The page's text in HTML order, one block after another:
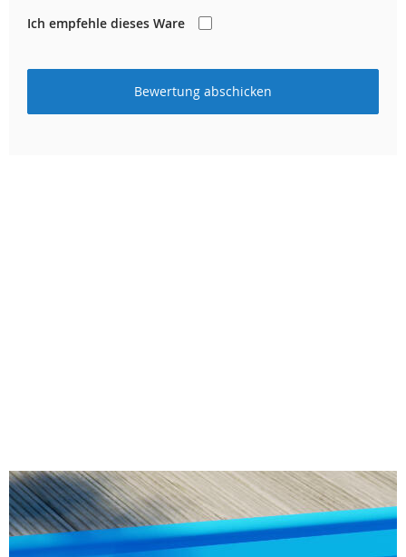
Ich empfehle dieses Ware
Bewertung abschicken